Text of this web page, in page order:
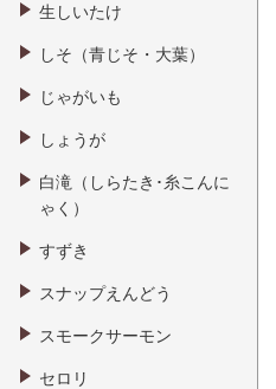
生しいたけ
しそ（青じそ・大葉）
じゃがいも
しょうが
白滝（しらたき･糸こんに
ゃく）
すずき
スナップえんどう
スモークサーモン
セロリ